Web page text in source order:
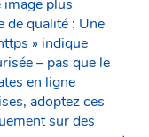
image plus
de qualité : Une
» indique
– pas que le
en ligne
adoptez ces
sur des